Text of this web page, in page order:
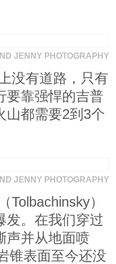
JENNY PHOTOGRAPHY
没有道路，只有
要靠强悍的吉普
山都需要2到3个
JENNY PHOTOGRAPHY
Tolbachinsky）
发。在我们穿过
声并从地面喷
锥表面至今还没